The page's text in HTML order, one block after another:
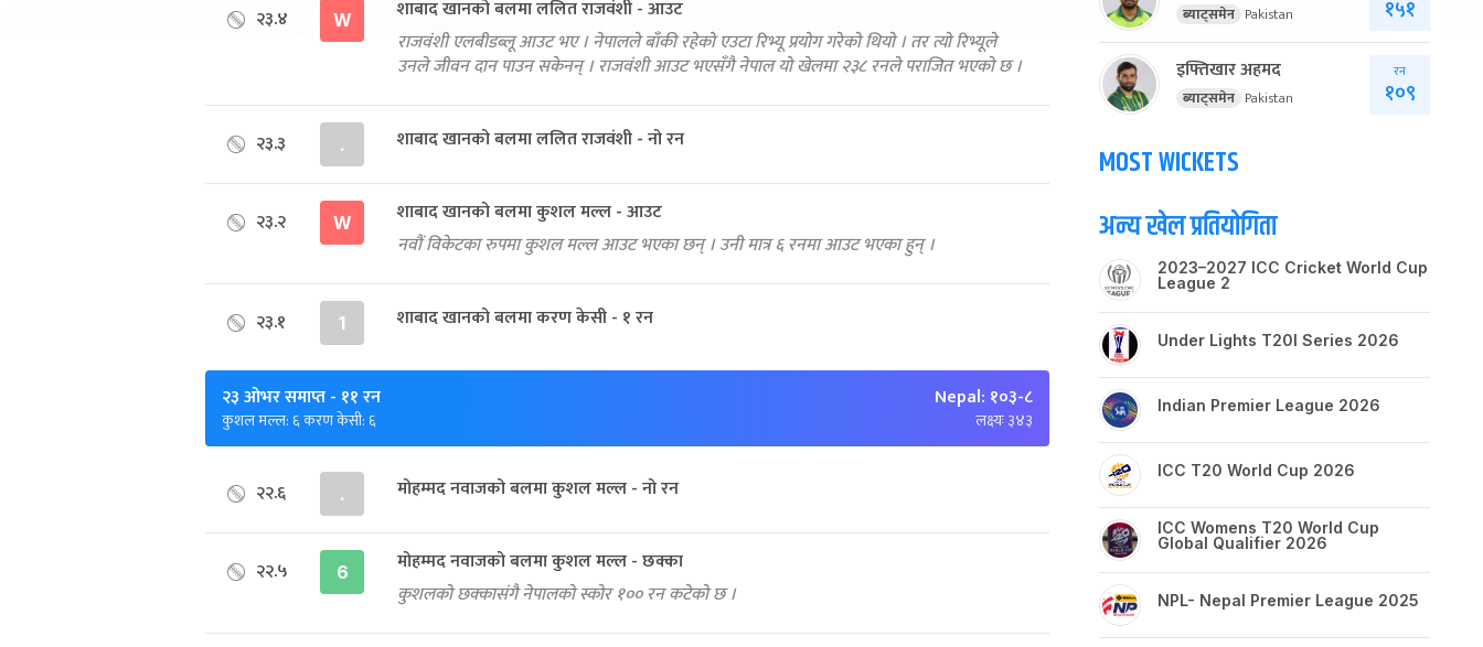
२३.४ W
शाबाद खानको बलमा ललित राजवंशी - आउट
राजवंशी एलबीडब्लू आउट भए । नेपालले बाँकी रहेको एउटा रिभ्यू प्रयोग गरेको थियो । तर त्यो रिभ्यूले
उनले जीवन दान पाउन सकेनन् । राजवंशी आउट भएसँगै नेपाल यो खेलमा २३८ रनले पराजित भएको छ ।
२३.३ . शाबाद खानको बलमा ललित राजवंशी - नो रन
२३.२ W
शाबाद खानको बलमा कुशल मल्ल - आउट
नवौं विकेटका रुपमा कुशल मल्ल आउट भएका छन् । उनी मात्र ६ रनमा आउट भएका हुन् ।
२३.१ 1 शाबाद खानको बलमा करण केसी - १ रन
२३ ओभर समाप्त- ११ रन
कुशल मल्ल: ६ करण केसी: ६
Nepal: १०३-८
लक्ष्यः ३४३
२२.६ . मोहम्मद नवाजको बलमा कुशल मल्ल - नो रन
२२.५ 6
मोहम्मद नवाजको बलमा कुशल मल्ल - छक्का
कुशलको छक्कासंगै नेपालको स्कोर १०० रन कटेको छ ।
ब्याट्समेन Pakistan १५१
इफ्तिखार अहमद
ब्याट्समेन Pakistan
रन
१०९
MOST WICKETS
अन्य खेल प्रतियोगिता
2023–2027 ICC Cricket World Cup
League 2
Under Lights T20I Series 2026
Indian Premier League 2026
ICC T20 World Cup 2026
ICC Womens T20 World Cup
Global Qualifier 2026
NPL- Nepal Premier League 2025